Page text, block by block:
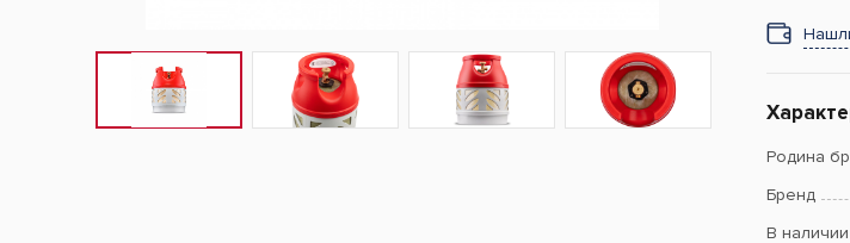
Родина
Бренд
В наличии